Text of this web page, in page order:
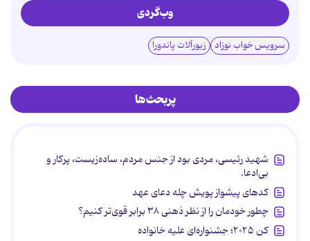
وب‌گردی
سرویس خواب نوزاد زیورآلات پاندورا
پربحث‌ها
شهید رئیسی، مردی بود از جنس مردم، ساده‌زیست، پرکار و
بی‌ادعا.
کدهای پیشواز پویش چله دعای عهد
چطور خودمان را از نظر ذهنی ۳۸ برابر قوی‌تر کنیم؟
کن ۲۰۲۵؛ جشنواره‌ای علیه خانواده